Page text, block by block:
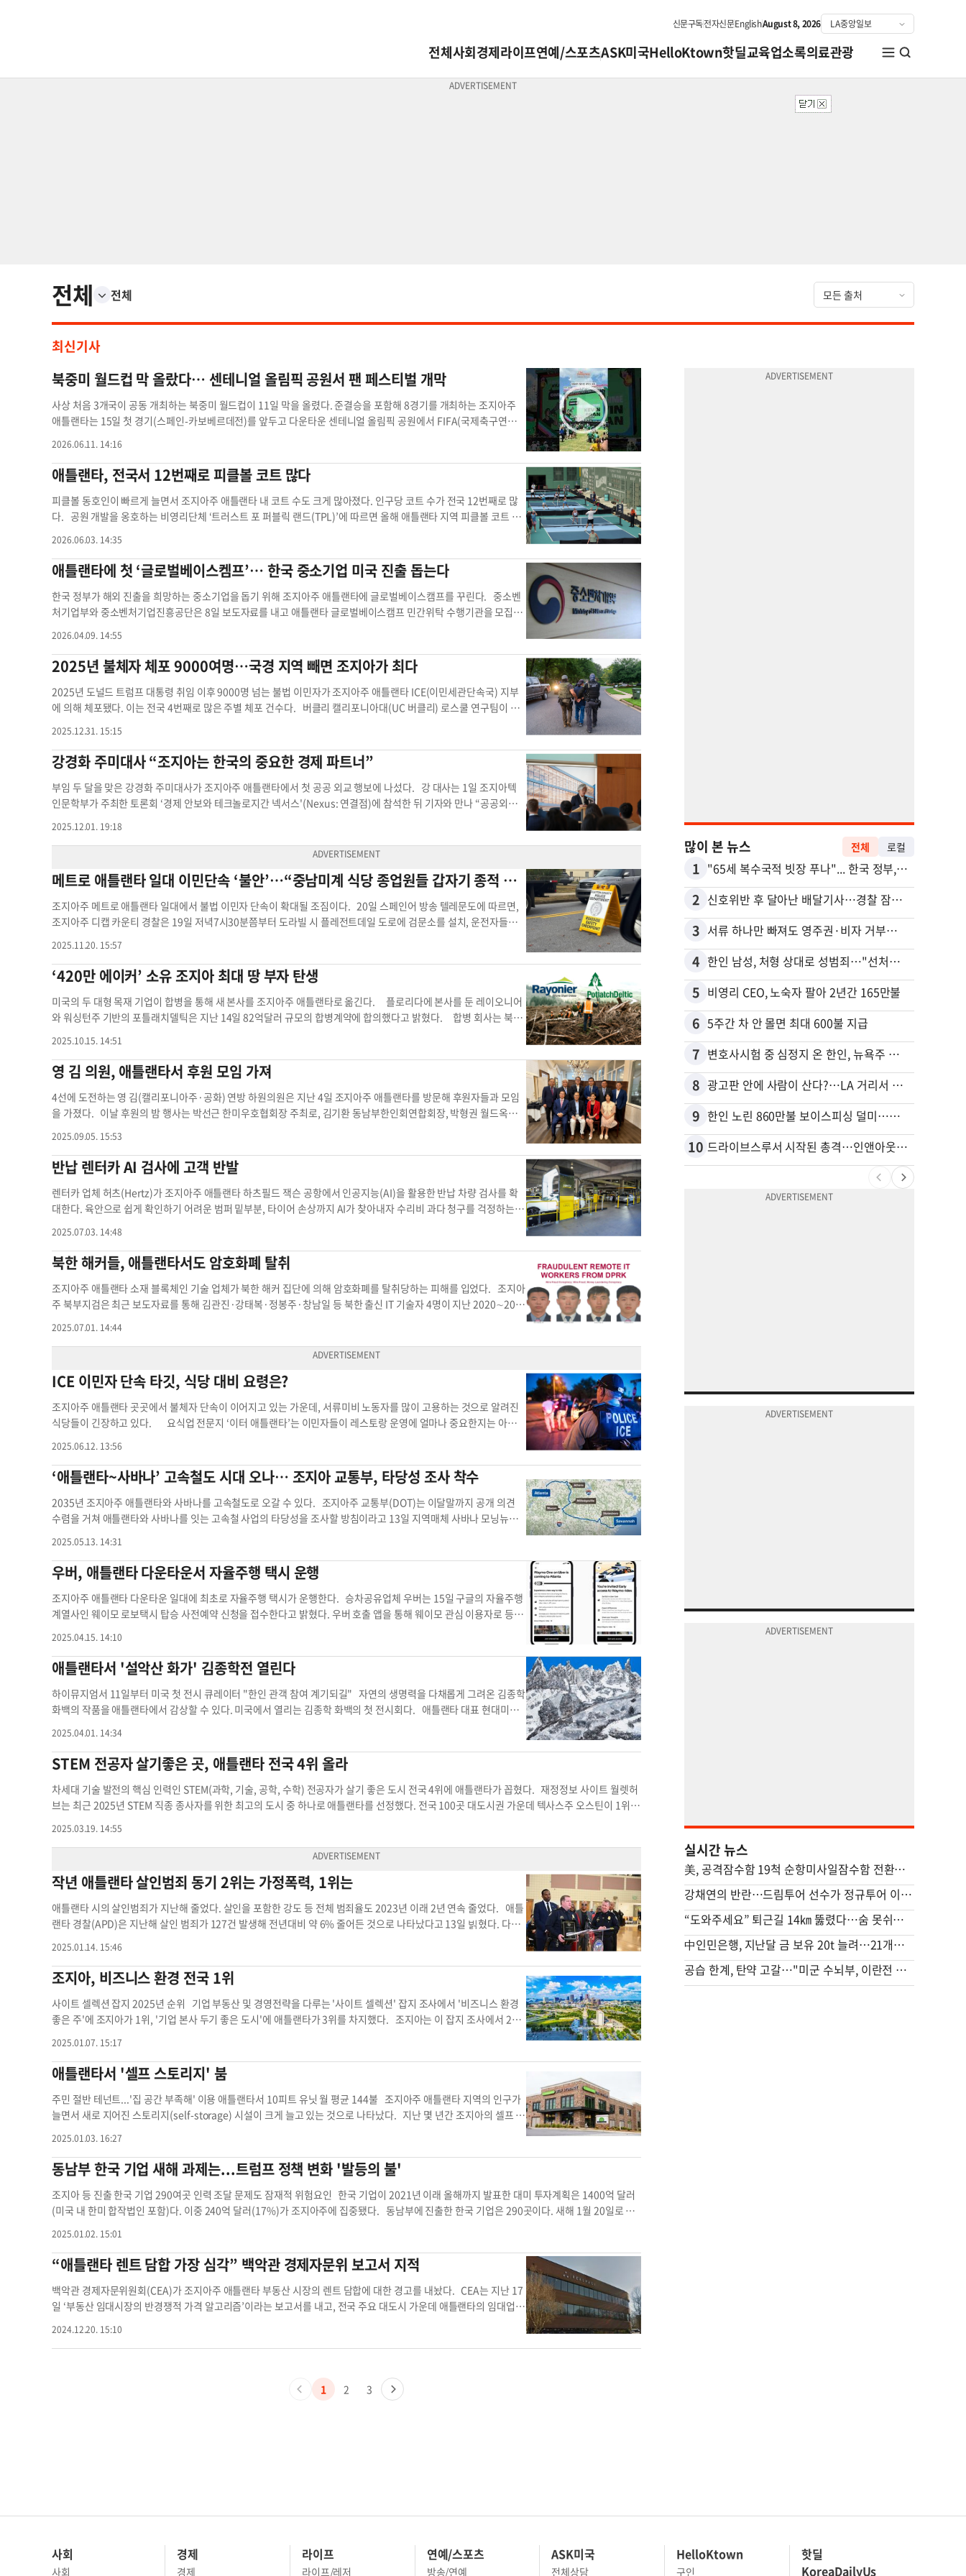
신문구독전자신문EnglishAugust 8, 2026
전체사회경제라이프연예/스포츠ASK미국HelloKtown핫딜교육업소록의료관광
전체 전체
최신기사
북중미 월드컵 막 올랐다… 센테니얼 올림픽 공원서 팬 페스티벌 개막
사상 처음 3개국이 공동 개최하는 북중미 월드컵이 11일 막을 올렸다. 준결승을 포함해 8경기를 개최하는 조지아주
애틀랜타는 15일 첫 경기(스페인-카보베르데전)를 앞두고 다운타운 센테니얼 올림픽 공원에서 FIFA(국제축구연맹)
4경기가 열린다. 미국 11개 도시에서 경기가 진행되는데 애틀랜타는 텍사스(16경기), 캘리포니아(14경기)에 이어 뉴
욕과 함께 전국 세 번째로 가장 많은 경기가 열린다. 프로축구(MLS) 애틀랜타 유나이티드도 소속 선수 6명이 월드컵
에 출전한다. 개막식에는 브라이언 켐프 조지아 주지사 내외와 안드레 디킨스 애틀랜타 시장, 댄 코르소 애틀랜타 월
드컵개최위원장, 케빈 듀발 조지아 월드콩그레스센터장 등이 참석했다. 켐프 주지사는 축사를 통해 “위대한 미국의
건국 250주년이 되는 뜻깊은 해 전세계에서 온 손님을 맞이하게 돼 기쁘다. 올해는 조지아가 바로 이곳 센테니얼 공원
에서 일생에 한번 뿐인 특별한 기회를 마음껏 만끽하길 바란다”고 했다. 디킨스 시장도 “4년 전 이달 애틀랜타가 월드
컵 개최지로 선정된 이후 민간과 공공이 합심해 완벽한 축제를 만들고자 했다”며 “애틀랜타가 세계적 무대에 다시 존
재감을 보여주게 된 것이 자랑스럽다”고 밝혔다. 애틀랜타 다운타운 일대는 월드컵을 앞두고 대대적인 도시 정비를
거쳤다. 도심 주요 교차로 200곳 차선을 새로 도색하고 총 38마일 구간의 노후 보도와 도로를 재포장했다. 시 정부는
관광객 응대를 위해 400여명의 공무원을 재교육 후 투입한다. 메트로 애틀랜타 상공회의소는 월드컵의 경제적 파급
다는 적지만 상당한 파급효과를 누릴 것으로 기대된다. 경기당 6만5000명, 한 달간 총 52만명이 경기장을 찾을 것으
로 예상된다. 조지아주 정부는 월드컵 수익을 크게 거둬들일 것으로 기대하고 개최권을 확보하기 위해 FIFA에 경기 티
켓 판매세를 부과하지 않을 것을 약속했다. 캔자스시티, 마이애미가 같은 방식으로 개최권을 확보했다. 스포치 전문지
디애슬레틱은 이로써 예상되는 주 및 지방세 손실이 2720만 달러라고 밝혔다. 장채원 기자jang.chaewon@korea
daily.com애틀랜타 경제효과 애틀랜타 월드컵개최위원장 조지아주 애틀랜타 월드컵 개최지
2026.06.11. 14:16
애틀랜타, 전국서 12번째로 피클볼 코트 많다
피클볼 동호인이 빠르게 늘면서 조지아주 애틀랜타 내 코트 수도 크게 많아졌다. 인구당 코트 수가 전국 12번째로 많
다. 공원 개발을 옹호하는 비영리단체 ‘트러스트 포 퍼블릭 랜드(TPL)’에 따르면 올해 애틀랜타 지역 피클볼 코트 수
다. 2023년 77위, 2024년 21위에서 빠르게 순위가 올랐다. 2023년 9개에 불과했던 경기장 수는 2024년 49개를 거
쳐 3년만에 8배 이상 늘었다. 주요 대도시 100곳에 설치된 피클볼 코트는 총 3765개다. 2017년 대비 900% 증가했
다. 전국에서 코트 수가 가장 많은 곳은 하와이 호놀룰루(198개)이며 이후 일리노이 시카고(193개), 텍사스 휴스턴(1
19개), 노스캐롤라이나 샬럿(100개) 순이다. 애틀랜타 시는 2023년 사우스 사이드 공원에 처음 피클볼 전용 코트를
개장했다. 윌 클라인 TPL 연구원은 “피클볼은 미국에서 가장 빠르게 성장한 스포츠 중 하나”라며 “다만 2017년 이
국 조지아주 애틀랜타
2026.06.03. 14:35
애틀랜타에 첫 ‘글로벌베이스켐프’… 한국 중소기업 미국 진출 돕는다
한국 정부가 해외 진출을 희망하는 중소기업을 돕기 위해 조지아주 애틀랜타에 글로벌베이스캠프를 꾸린다. 중소벤
처기업부와 중소벤처기업진흥공단은 8일 보도자료를 내고 애틀랜타 글로벌베이스캠프 민간위탁 수행기관을 모집한
안착할 수 있도록 돕는 사업이다. 선정된 수행기관은 현지 진출을 희망하는 중소기업을 모집하고 상설 전시장을 운영
해 바이어를 발굴·매칭한다. 또 계약의 전 과정을 검증·관리하고 현지 네트워크를 활용한 기업 멘토링과 컨설팅 등을
제공한다. 중기부는 작년 애틀랜타에서 열린 제23차 세계한인비즈니스대회를 계기로 중소기업 수출 해외거점 도입
을 처음 구상했다. 중소기업의 미국 시장 진출 활성화를 위해서는 일회성 행사를 넘어서는 현지 네트워크 인프라가 필
요하다는 인식이 있었다. 이에 따라 미주한인상공회의소 총연합회와의 협력을 바탕으로 한국 기업 진출이 활발하고
터 동남부 지역 진출을 희망하는 중소기업 모집을 시작할 방침이다. 이순배 중기부 글로벌성장정책관은 “중소기업이
체감할 수 있는 실질적인 수출 성과를 창출하고 향후 민간 거점과 정부 정책 간 연계를 통해 시너지 효과를 극대화해
나가겠다”고 밝혔다. 장채원 기자jang.chaewon@koreadaily.com글로벌베이스캠프 애틀랜타 애틀랜타 글로벌
베이스캠프 조지아주 애틀랜타 민간 주도
2026.04.09. 14:55
2025년 불체자 체포 9000여명…국경 지역 빼면 조지아가 최다
2025년 도널드 트럼프 대통령 취임 이후 9000명 넘는 불법 이민자가 조지아주 애틀랜타 ICE(이민세관단속국) 지부
에 의해 체포됐다. 이는 전국 4번째로 많은 주별 체포 건수다. 버클리 캘리포니아대(UC 버클리) 로스쿨 연구팀이 정
주에서 체포된 이민자는 최소 9136명으로 집계됐다. 텍사스(5만4267명), 캘리포니아(2만4668명), 플로리다(2만3
443명)에 이어 전국 4번째로 체포 건수가 많다. 중남미와 접한 국경지대가 아닌 지역으로서 체포자 수가 가장 많은 셈
이다. 여러 연방 및 지역 법집행기관이 함께 수행하는 이민 단속 특성상 ICE에게서만 얻은 체포 통계는 일부 누락이
있다. 실제 지난 9월 현대차 메타플랜트 부지에서 발생한 대규모 구금사태 한국인 체포자는 317명이지만, 해당 통계
에는 307명으로 나와 있다. 가장 최근 체포된 한인은 20대 남성으로 지난 10월 이민국 산하 집행추방작전부(ERO)의
인구가 130만명 정도인 점을 고려하면 체포 건수가 매우 높음을 알 수 있다. 캘리포니아주와 뉴욕주의 이민자 인구는
각 1130만명, 500만명으로 조지아주의 4~9배에 달한다. 조지아주 이민자 체포 실적이 높은 데는 ‘외국인 범죄자 추
영향을 끼쳤다. 지역 법 집행기관이 체류 신분을 이유로 체포 또는 구금기한을 연장하는 사례가 많아지면서 ICE가 구
아주 이민자수 조지아주 이민자 조지아주 애틀랜타 체포 통계
2025.12.31. 15:15
강경화 주미대사 “조지아는 한국의 중요한 경제 파트너”
부임 두 달을 맞은 강경화 주미대사가 조지아주 애틀랜타에서 첫 공공 외교 행보에 나섰다. 강 대사는 1일 조지아텍
인문학부가 주최한 토론회 ‘경제 안보와 테크놀로지간 넥서스'(Nexus: 연결점)에 참석한 뒤 기자와 만나 “공공외교
“특히 한국 유학생이 많은 조지아텍은 향후 양국 (협력) 관계를 다져나갈 젊은 차세대를 만날 수 있다는 점에서 의미깊
다”고 했다. 이날 토론회는 오는 5일까지 이어지는 KEI(한미경제연구소) 주최 ‘2025 한미 공공외교 카라반’의 첫 일
사스, 애리조나 3개 주를 순회하며 한국 기업의 대미 투자와 한미 파트너십 중요성을 조명한다. 강 대사는 토론회 인
사말에서 “조지아는 미 동남부 제조 및 물류산업의 중심지”라며 “반도체, AI, 재료공학 등 첨단기술 분야에 종사하는
조지아텍 연구원과 학부생들은 차세대 한미 협력을 주도적으로 이끌 혁신자이자 미래 리더”라고 양국 관계 속 기술자
의 중요성을 강조했다. 엔지니어들이 불법노동자로 오인받아 끌려갔던 현대차 대규모 구금사태 이후, ‘숙련 기술자’의
존재와 중요성을 강조하는 방식으로 외교 메시지가 바뀐 모습이다. 스나이더 소장 역시 “지난 수십년간 한미 협력이
한국전쟁에서 비롯된 군사·안보 중심의 피비린내 나는 관계였다면, 이제는 배터리 등 신기술 중심 미래지향적 성격으
로 변화했다”고 강조했다. 기술자의 국제적 이동을 막는 것은 미국 국익에도 해롭다는 인식 전환이 필요하다. 조민재
이 충분하지 않기 때문에 정부에서 적극적으로 대미 외교 활동을 통해 외국인 노동자가 미국 경제 발전에 큰 역할을 한
다는 사회적 합의를 이끌어 내야 한다”고 했다. 라이언 페다시크 전 국무부 중국조정실 기술 정책 고문 역시 “배터리
공장 구금 사건은 한미 파트너십의 문제가 아니라 미국의 부조리하고 뒤떨어진 비자 정책 유물로 인한 것”이라며 “현
재 막대한 자원을 가진 국가들이 투자하는 기술은 에너지 생산과 저장, 두 분야다. 수백억달러 투자와 수십년의 기술
축적이 필요한 이 독점적 분야만이라도 미국 내 제조시설에 새로운 기술 계층으로서 한국인 근로자를 투입해 국가적
니어링 전공)씨는 “한미, 미중관계 등 국제 정세에 영향을 가장 많이 받는 상황에 놓인 외국 국적 공학도로서 비자 정
책에 대한 한국 정부의 관점과 의지를 궁금해 하는 학생들이 많이 참석했다”고 전했다. 장채원 기자jang.chaewon
@koreadaily.com
2025.12.01. 19:18
메트로 애틀랜타 일대 이민단속 ‘불안’…“중남미계 식당 종업원들 갑자기 종적 감
춰”
조지아주 메트로 애틀랜타 일대에서 불법 이민자 단속이 확대될 조짐이다. 20일 스페인어 방송 텔레문도에 따르면,
조지아주 디캡 카운티 경찰은 19일 저녁7시30분쯤부터 도라빌 시 플레전트데일 도로에 검문소를 설치, 운전자들의
않았으나 차량 2대가 압수(견인)됐다”며 “이민세관단속국(ICE)과 국경순찰대가 20~21일 이틀간 대대적 단속을 벌
일 것이라는 한 지역교회 목사의 말이 소문으로 확산되고 있다”고 전했다. 지역사회에선 디캡·귀넷 등 애틀랜타 일
대 이민자 밀집도시에 불체자 단속이 집중될 것으로 예상하고 있다. 민주당 청년위원회 귀넷카운티 지부(GCYD)는
“귀넷 내 단속 제보가 크게 늘었다”며 “현재 시민단체와 연계해 스페인어, 한국어 대응방안 자료를 소셜미디어에 게
시하고 있다”고 했다. 주애틀랜타 멕시코 총영사관 역시 19일 자국민이 체포될 시를 대비해 긴급 핫라인을 운영하고
이 진행된다는 소문을 듣고 출근을 거부하고 있다”며 “잡히면 추방되는 상황에서 일을 강요할 수도 없어 곤란하다. 한
인상권 내 비즈니스 운영에 차질을 겪는 업주들이 많을 것”으로 우려했다. 협회에 따르면 세탁소, 한식당, 청소업체 등
은 히스패닉계 인력을 평균 30% 이상 고용한다. 식당 주방은 80% 이상이 중남미계 근로자다. 클레이튼·체로키·잭
슨 카운티에서도 경찰이 도로 통행을 통제하고 면허증을 요구한 것이 확인됐다. 이들은 20일 오전부터 검문소를 설치,
면허증 미소지자들을 조사했다. 주민들은 온라인 홈페이지 ‘ICE 아웃'(iceout.org)을 통해 단속 상황을 실시간 공유
~20일 검문소 설치는 지역경찰 소관으로, ICE가 관여하지 않았다고 밝혔다. 이민단속이 확산되면 업주들은 인력난
외에도 불법고용 관련 법적 리스크를 짊어져야 할 수 있다. 국토안보수사국(HSI)은 지난 6월 캅 카운티 마리에타 소재
네일숍 단속 당시 “불체자 고용은 공공안전을 위협하는 연방법 위반 범죄”라며 업주에게도 책임을 묻겠다고 공언했
다. 김운용 변호사는 “소규모 비즈니스에 대한 동시다발적 불체자 체포 작전으로 노동력이 부족해 폐업 위험이 커졌
다”며 “법원 발부 영장을 소지한 이민당국 요원에 한해 사업장 민감구역 출입을 허용하고, 만약 직원들을 일률적으로
oreadaily.com조지아주 애틀랜타 조지아주 애틀랜타 주애틀랜타 멕시코 불체자 단속
2025.11.20. 15:57
‘420만 에이커’ 소유 조지아 최대 땅 부자 탄생
미국의 두 대형 목재 기업이 합병을 통해 새 본사를 조지아주 애틀랜타로 옮긴다. 플로리다에 본사를 둔 레이오니어
와 워싱턴주 기반의 포틀래치델틱은 지난 14일 82억달러 규모의 합병계약에 합의했다고 밝혔다. 합병 회사는 북미
우저다. 통합 회사는 총 420만 에이커(약 1만7000㎢) 의 산림을 보유하며, 새 이름으로 출범한다. 보유 산림 중 중
320만 에이커가 남부 지역에 있으며, 6개의 제재소와 1개의 합판 공장을 운영하고 있다. 또 조지아, 플로리다, 아칸소
주에 걸쳐 부동산 개발 사업도 병행한다. 현재 포틀래치델틱은 샌디스프링스의 ‘킹앤퀸 타워’가 있는 랜드마크 센터
에 동남부 지역 사무소를 두고 있다. 에릭 크리머스 CEO는 합병 발표 후 “애틀랜타는 전략적 중심지이자 조지아 내 90
만 에이커의 산림을 관리할 수 있는 최적의 거점”이라고 밝혔다. 이 회사는 현재 조지아 리치먼드힐 인근 지역에서 부
민간 산림 소유주로 애틀랜타에 자리 잡음으로써 새로운 투자를 촉진할 것”이라며 “이는 조지아의 다른 사유림 소유
주와 지역 정부에도 긍정적인 효과를 줄 것”이라고 평가했다. 합병이 완료되면 레이오니어의 마크 맥휴 CEO가 통합
기업의 CEO이자 이사로 선임되며, 크리머스는 향후 2년간 이사회 의장으로 활동한다. 김지민 기자에이커 조지아 조
지아주 애틀랜타 조지아 플로리다 산림 소유주
2025.10.15. 14:51
영 김 의원, 애틀랜타서 후원 모임 가져
4선에 도전하는 영 김(캘리포니아주·공화) 연방 하원의원은 지난 4일 조지아주 애틀랜타를 방문해 후원자들과 모임
을 가졌다. 이날 후원의 밤 행사는 박선근 한미우호협회장 주최로, 김기환 동남부한인회연합회장, 박형권 월드옥타
018년 연방 하원 첫 도전 때부터 박선근 회장의 도움이 있었다”며 “덕분에 오뚝이처럼 일어나 2020년 당선될 수 있었
다”고 감사를 전했다. 그는 현재 3선 의원으로, 캘리포니아 제40 지역구를 맡고 있으며, 4명의 연방의원 중 유일한 공
화당원이다. 박선근 회장은 “남편 찰스 김과 1980년대부터 만나 친분이 있다”며 “한인 이민 역사에 좋은 영향을 미
치고 있어 감사하다”고 말했다. 김 의원은 이날 하원 외교위원회 산하 동아시아·태평양소위 위원장으로서의 업무,
캘리포니아주의 선거구 조정 등에 대해 설명하고 한국인 전용 취업비자(E-4), 트럼프 행정부의 이민 정책 등에 대한
한국인이 다수 체포된 것을 아느냐는 질문에 “안타까운 일”이라면서도 “한국말로 ‘반이민 정책’이라고 하지만, 이민
자들이 여기 오는 것을 반대하는 정책은 아니다. 합법적으로 오라는 것”이라고 말했다. 그는 이어서 현 행정부의 강화
된 국경 정책 등을 언급하며 “트럼프 대통령이 반이민 정책을 추구하는 게 아니고, 현재 있는 이민 정책을 집행하는 것
뿐”이라고 전했다. 윤지아 기자애틀랜타 후원자 반이민 정책 조지아주 애틀랜타 의원 애틀랜타
2025.09.05. 15:53
반납 렌터카 AI 검사에 고객 반발
렌터카 업체 허츠(Hertz)가 조지아주 애틀랜타 하츠필드 잭슨 공항에서 인공지능(AI)을 활용한 반납 차량 검사를 확
대한다. 육안으로 쉽게 확인하기 어려운 범퍼 밑부분, 타이어 손상까지 AI가 찾아내자 수리비 과다 청구를 걱정하는 고
를 운전한 뒤 애틀랜타 공항 내 반납소에 설치된 AI 드라이브 스루 검사에서 2.5cm 크기의 뒷바퀴 흠집이 발견돼 440
달러의 수리비를 물었다고 보도했다. 명세서에는 정비 요금 250달러 외에도 검사비 125달러, 수수료 65달러가 함께
청구됐다. 허츠사는 차량 결함 감지를 위해 이스라엘의 AI 스캐너 전문업체 ‘유브이아이(UVeye)’ 제품을 사용하는데,
이 계약 비용 일부를 고객에 전가한 것이다. 렌터카 AI 스캐닝에 대한 소비자 거부감은 크다. 애틀랜타 저널(AJC)은
“새로운 AI 조항이 사고 관련 배상을 과도하게 높일 것이라는 우려가 확산되며 소셜미디어(SNS)에서 보이콧 목소리
허츠사는 지난 4월 애틀랜타 공항 최초 도입을 시작으로 연내 전국 100여곳 공항에 AI 드라이브 스루 검사소를 설치
할 예정이다. 업체는 “AI 기반 시스템은 효율적이고 투명한 차량 점검을 보장한다”며 “고객 역시 360도 스캔 이미지
daily.com애틀랜타 렌터카 애틀랜타 공항 조지아주 애틀랜타 애틀랜타 저널
2025.07.03. 14:48
북한 해커들, 애틀랜타서도 암호화폐 탈취
조지아주 애틀랜타 소재 블록체인 기술 업체가 북한 해커 집단에 의해 암호화폐를 탈취당하는 피해를 입었다. 조지아
주 북부지검은 최근 보도자료를 통해 김관진·강태복·정봉주·창남일 등 북한 출신 IT 기술자 4명이 지난 2020∼202
탈취했다고 밝혔다. 이들 4명은 2019년 북한이 발급한 여행 서류를 가지고 아랍에미리트(UAE)로 건너가 원격으로
근무하며 사내 최고기술책임자(CTO) 자리까지 올랐다. 훔친 암호화폐는 말레이시아 은행계좌로 옮겨 현금화했다. 수
린 상태다. 암호화폐 탈취는 북한이 대북 제재를 회피해 외화를 버는 주요 수단이다. 북한 해커들은 가짜 국적의 신분
증과 이력서를 만들어 해외 기업에 위장 취업한 뒤 사내 자산과 민감 정보를 빼돌리는 수법을 사용한다. 시어도어 S.
허츠버그 연방검사는 “북한 국적을 숨기고 재택근무자로 취업한 피고인들은 피해 기업의 신뢰를 악용해 수십만달러
를 횡령했다”며 “이번 사례는 국내 IT기업을 위협하는 북한 해커 문제를 특별히 잘 보여준다”고 강조했다. 이번 기소
는 연방 법무부가 북한인 노동자의 외화벌이용 ‘노트북 농장’ 29곳을 대거 적발하는 과정에서 나왔다. 법무부는 전국
16개 주에서 북한 조직의 불법 자금 세탁에 이용된 금융계좌 29개와 사기성 웹사이트 21개를 동결하고 이들이 사용
한 컴퓨터 약 200대를 압수수색했다. 장채원 기자jang.chaewon@koreadaily.com북한 애틀랜타 애틀랜타 블록
2025.07.01. 14:44
ICE 이민자 단속 타깃, 식당 대비 요령은?
조지아주 애틀랜타 곳곳에서 불체자 단속이 이어지고 있는 가운데, 서류미비 노동자를 많이 고용하는 것으로 알려진
식당들이 긴장하고 있다. 요식업 전문지 ‘이터 애틀랜타’는 이민자들이 레스토랑 운영에 얼마나 중요한지는 아무리
지는 독립레스토랑연합(IRC)을 인용해 ‘대비’가 중요하다고 강조한다. 레스토랑 오너들은 직원들에게 제반권리를 숙
지시키고, 비상 연락망을 구축하며, 직원들에게 불리하게 사용될 수 있는 불필요한 기록은 보관하지 않아야 한다고 전
했다. 익명을 요구한 한 소식통은 매체에 “잠재적인 단속과 위험한 상황으로부터 보호하기 위해 뷰포드 하이웨이 같
은 지역은 피하라”고 조언했다. 또 “불법체류 노동자들이 애틀랜타 최고의 레스토랑을 지탱하는 중추적인 역할을 하
고 있다”고 덧붙였다. 매체는 이어 한 식당의 예를 들어, 모든 직원에게 ‘경계 태세’를 갖추고, 도어맨은 의심스러운
획부터 갑작스러운 변화에 대비한 비용 절감 방안까지 준비하고 있다고 전했다. 요한나 코크란 이민 전문 변호사는
“모든 직원은 묵비권, 변호사의 조력을 받을 권리, 불법적인 재산 수색 및 압수를 받지 않을 권리”가 있다며 법 집행관
이 접근해 이민 신분에 대한 질문을 할 경우 변호사와 먼저 상의하지 않는 한 침묵하고 대화를 거부할 수 있다고 조언
했다. 또 레스토랑 주인 또는 건물 소유주는 직원들을 보호하기 위해 판사가 서명한 법원의 영장 없이는 이민국 직원
의 출입을 거부할 수 있다. 김운용 이민 전문 변호사는 지난 4월 법률 세미나에서 비즈니스 오너들이 벌금을 피하기
매겨진다”며 “서류 미비 문제와 불체자 고용 문제가 합쳐지면 몇십만 달러 벌금은 쉽게 나온다”고 말했다. 따라서 지
금부터라도 I-9 양식을 다시 확인하고 잘못 작성되지 않았는지 살펴보는 것이 좋다고 당부했다. 또 단속에 걸렸다고 도
망가거나, 직원 스케줄표를 밖에 붙여놓지 않는 것이 좋다. 외식 및 식품 서비스 산업은 의료 서비스 다음으로 미국에
서 고용효과가 가장 큰 업종이며, 근로자 절반이 소수 민족·인종으로 구성돼 있다. 전국 레스토랑협회(NRA)에 따르
면 레스토랑 직원의 26%가 히스패닉계로, 이들이 전체 노동 시장에서 차지하는 비율보다 높다. 특히 애틀랜타는 미국
21%로 증가할 전망이다. 윤지아 기자애틀랜타 식당업계 조지아주 애틀랜타 애틀랜타 최고 레스토랑 직원
2025.06.12. 13:56
‘애틀랜타~사바나’ 고속철도 시대 오나… 조지아 교통부, 타당성 조사 착수
2035년 조지아주 애틀랜타와 사바나를 고속철도로 오갈 수 있다. 조지아주 교통부(DOT)는 이달말까지 공개 의견
수렴을 거쳐 애틀랜타와 사바나를 잇는 고속철 사업의 타당성을 조사할 방침이라고 13일 지역매체 사바나 모닝뉴스
조사를 통과하면 교통 당국은 2027년까지 기본계획 노선을 확정하고 2028년 환경영향평가를 거쳐 2035년 철도를
개통할 예정이다. 조지아주 애틀랜타에서 사바나를 잇는 교통 수단은 현재 도로와 항공 뿐이다. 클레멘트 솔로몬 교
통부 운송국장은 “여객 철도는 고속도로의 고질적인 교통 체증 문제를 해소하기 위한 해결책”이라며 “지난 1월 공청
회에서만 4000여건의 의견이 쏟아졌을만큼 주민들의 호응이 뜨겁다”고 전했다. 애틀랜타와 사바나간 거리는 약 25
0마일로, 시속 125마일의 고속철도를 운행하면 자동차 4시간 거리를 2시간대에 주파할 수 있다. 구간 내 정차역으로
를 마련하는 추세다. 노스캐롤라이나주는 샬럿을 중심으로 서부 애틀랜타, 동부 워싱턴DC를 연결하는 2개 철도를 계
획 중이다. 테네시주는 멤피스~애틀랜타를 연결할 방침이며 플로리다주는 마이애미~잭슨빌 노선을 구상 중이다. 다
만 교통당국이 예산 효율화를 위해 화물철도와 선로를 공유하는 방안을 검토하면서 산업계는 우려의 목소리를 내고
있다. 버트 브랜틀리 사바나 상공회의소 회장은 “화물철도 선로를 여객선에 빌려주면 사바나 지역경제의 핵심축인 항
만 무역에 지장을 줄 수 있다”고 지적했다. 장채원 기자 jang.chaewon@koreadaily.com 애틀랜타 고속철도 조지
2025.05.13. 14:31
우버, 애틀랜타 다운타운서 자율주행 택시 운행
조지아주 애틀랜타 다운타운 일대에 최초로 자율주행 택시가 운행한다. 승차공유업체 우버는 15일 구글의 자율주행
계열사인 웨이모 로보택시 탑승 사전예약 신청을 접수한다고 밝혔다. 우버 호출 앱을 통해 웨이모 관심 이용자로 등록
드 시부터 남서쪽 캐피톨뷰까지 총 65평방마일 면적의 지역을 초기 운행한다. 택시 수요가 높은 애틀랜타 공항 부근은
서비스 지역에서 제외됐다. 웨이모는 애리조나주 피닉스, 캘리포니아주 샌프란시스코, 텍사스주 오스틴 등에서 이
미 시험 운전자 동승 없는 완전 무인 자율주행 택시를 운영하고 있다. 오스틴의 경우 우버 택시 중 웨이모 이용자 비중
이 20%에 달한다. 우버는 무인 차량에 대한 안전 우려가 여전히 일부 남아있는 점을 감안, 이용자로 하여금 로보 택
시 배차 전 유인 차량으로 바꿀 수 있는 선택지를 제공할 방침이다. 장채원 기자 jang.chaewon@koreadaily.com
2025.04.15. 14:10
애틀랜타서 '설악산 화가' 김종학전 열린다
하이뮤지엄서 11일부터 미국 첫 전시 큐레이터 "한인 관객 참여 계기되길" 자연의 생명력을 다채롭게 그려온 김종학
화백의 작품을 애틀랜타에서 감상할 수 있다. 미국에서 열리는 김종학 화백의 첫 전시회다. 애틀랜타 대표 현대미술
민속 공예품 70여점으로 꾸며진다. 10월말 이후에는 순회전시의 일환으로 애리조나주 피닉스 미술관으로 옮긴다.
하이뮤지엄의 마이클 룩스 수석 큐레이터는 "억압적 환경에서 한민족의 정체성을 복원시킨 그의 작품은 인종을 둘러
싼 복잡한 역사를 가진 애틀랜타에서 깊은 공감을 불러일으킨다"고 설명했다. 민화 화풍을 멸시하던 일제강점기 시
대 풍조 가운데서도 국토의 아름다움을 전통적 방식으로 발굴해낸 그의 노력은 인종과 민족을 넘나드는 공감대를 자
아낸다. 하이뮤지엄은 이번 전시회가 한인 관람객을 모으는 계기가 되길 바라고 있다. 지난해 11월 미술관은 한인 언
관객을 유치하는 것이 비즈니스 측면 뿐 아니라 예술적으로 매우 중요하다"고 전했다. 전시엔 한국어 카탈로그가 함께
지원된다. 장채원 기자jang.chaewon@koreadaily.com애틀랜타 김종학전 김종학전 기자회견 조지아주 애틀랜타
2025.04.01. 14:34
STEM 전공자 살기좋은 곳, 애틀랜타 전국 4위 올라
차세대 기술 발전의 핵심 인력인 STEM(과학, 기술, 공학, 수학) 전공자가 살기 좋은 도시 전국 4위에 애틀랜타가 꼽혔다. 재정정보 사이트 월렛허
브는 최근 2025년 STEM 직종 종사자를 위한 최고의 도시 중 하나로 애틀랜타를 선정했다. 전국 100곳 대도시권 가운데 텍사스주 오스틴이 1위를
개발(R&D) 투자액, 집값 등을 종합적으로 고려해 순위를 매겼다. 애틀랜타는 각 지표별로 고용 8위, 연구 12위, 생활 비용 9위에 올랐다. 특히 공
과대학 교육 수준이 전국 3위를 기록했다. 눈에 띄는 점은 남부 도시의 약진이다. 여전히 실리콘밸리가 위치한 캘리포니아주 산호세와 샌프란시
증가폭은 텍사스주 엘파소가 가장 높으며, 그린빌(사우스 캐롤라이나주), 케이프 코럴(플로리다주), 노스 포트(플로리다주), 오스틴(텍사스주)가
그 뒤를 이었다. 장채원 기자 jang.chaewon@koreadaily.com 애틀랜타 종사자 조지아주 애틀랜타 stem 고용 도시 전국
2025.03.19. 14:55
작년 애틀랜타 살인범죄 동기 2위는 가정폭력, 1위는
애틀랜타 시의 살인범죄가 지난해 줄었다. 살인을 포함한 강도 등 전체 범죄율도 2023년 이래 2년 연속 줄었다. 애틀
랜타 경찰(APD)은 지난해 살인 범죄가 127건 발생해 전년대비 약 6% 줄어든 것으로 나타났다고 13일 빍혔다. 다린
0%가 가정폭력에 의해 발생했다. 전체 범죄는 작년과 2023년 사이에 5% 줄어들었는데, 코로나19 팬데믹 기간 치
솟았던 범죄율이 평년 수준으로 되돌아가는 과정으로 보인다. 범죄 유형별 감소폭을 보면 도난(-29%)이 강도(-1
5%), 인신범죄(-8%), 재산 범죄(-5%) 등에 비해 크게 줄었다. 이는 2023년 도난 범죄가 대부분 현대·기아 차량 도난
과 관련돼 발생했기 때문이다. 쉬어바움 청장은 이들 제조사가 경보음 소프트웨어를 업그레이드하고 스티어링 휠(핸
들) 잠금 장치를 제공함으로써 범죄 예방에 기여했다고 전했다. 이번 범죄 통계 발표에는 형사재판 유죄율과 경찰의
다. 경찰은 지난해 살인 범죄의 78.5%인 99건에 대해 용의자를 검거, 사건 수사를 종결했다. 전국 평균이 52%임을
감안하면 APD의 경찰력이 높은 수준인 셈이다. 911 호출 응답시간도 2023년 24.3초에서 작년 12.5초로 단축했다.
현재 APD에 소속된 경관은 1700여명이다. 장채원 기자
타시 경찰청장 애틀랜타 경찰 조지아주 애틀랜타
2025.01.14. 15:46
조지아, 비즈니스 환경 전국 1위
사이트 셀렉션 잡지 2025년 순위 기업 부동산 및 경영전략을 다루는 '사이트 셀렉션' 잡지 조사에서 '비즈니스 환경
좋은 주'에 조지아가 1위, '기업 본사 두기 좋은 도시'에 애틀랜타가 3위를 차지했다. 조지아는 이 잡지 조사에서 202
션은 전문가들을 대상으로 비즈니스 환경, 혁신 허브, 전력 사용 등에 관한 광범위한 질문을 통해 2025년 순위를 매겼
다. 그 결과 조지아는 지난 수년간 대규모 투자를 잇달아 성공시킬 정도로 좋은 비즈니스 환경을 갖췄다는 평가를 받
았다. 55억달러 규모의 현대차그룹 메타플랜트, 50억달러 규모의 리비안 자동차 투자 유치 등이 대표적 사례다. 비즈
니스 환경 좋은 순위에는 남부 주들이 대거 상위에 올랐다. 노스캐롤라이나, 사우스캐롤라이나, 테네시, 텍사스 등이
조지아의 뒤를 이어 상위 8개 순위를 모두 차지했다. 본사 두기 좋은 도시 순위에서도 마찬가지다. 댈러스(텍사스)와
사스), 리치몬드(버지니아), 멤피스(테네시) 등이 상위 10위권을 차지했다. 지난해 메트로 애틀랜타 지역에 새로 진
입한 기업은 스위스의 웨어하우스 기술개발 업체인 스위스로그, 독일의 전기회사인 로이체 일렉트로닉스, 지역 보험
사인 원디지털 등이다. 비즈니스 환경 평가에서 전문가들은 인력, 주 및 지방정부 세금정책, 생활비 등을 중요하게 꼽
았다. 또 인센티브, 삶의 질, 근로자 훈련 등도 중요한 요소로 다뤄졌다. 윤지아 기자애틀랜타 본사 조지아주 애틀랜타
본사 확장 본사 건설
2025.01.07. 15:17
애틀랜타서 '셀프 스토리지' 붐
주민 절반 테넌트...'집 공간 부족해' 이용 애틀랜타서 10피트 유닛 월 평균 144불 조지아주 애틀랜타 지역의 인구가
늘면서 새로 지어진 스토리지(self-storage) 시설이 크게 늘고 있는 것으로 나타났다. 지난 몇 년간 조지아의 셀프 스
보도했다. 매체는 전국적으로 84곳의 부동산을 소유하며 애틀랜타에 본사를 둔 ‘유니버설 스토리지 그룹(USG)’의 앤
발라드 마케팅부장의 말을 인용해 2023년 조지아에 셀프 스토리지 시설이 1811개 있었고, 이 중 절반 가까운 867개
가 애틀랜타에 있었다고 전했다. 스토리지 시설은 주로 도시 근처에 생긴다. 애틀랜타에 가장 많이 있지만, 어거스타,
사바나, 발도스타, 메이컨, 애슨스, 콜럼버스에도 스토리지가 몰려있다. 셀프 스토리지 시설은 말 그대로 보관할 물건
이 있는 사람들이 직접 와서 물건을 놓고 가는 곳을 말한다. 주로 주택 소유주, 임차인, 중소기업과 대기업, 대학생 등
에서 가로세로 길이가 10피트(ft)인 보관 유닛의 평균 비용은 2023년 기준 월 144달러였다. 가령 둘루스 뷰포드 하
이웨이 선상에 있는 ‘스페이스 샵 셀프 스토리지’ 홈페이지에 따르면 가장 작은 5X5 너비의 공간은 한 달에 최저가 23
달러에 예약할 수 있다. 10X10 크기의 경우 83달러부터 시작한다. 다양한 소비자가 셀프 스토리지를 사용하는 이유
는 이들이 도시 생활 공간 제약을 겪고 있기 때문이다. ‘매튜스 부동산 투자 서비스’의 보고서에 따르면 셀프 스토리지
를 쓰는 사용자의 40%는 ‘집 공간이 부족해서’라고 답했으며, 34%는 ‘이전 및 이사 때문’이라고 답했다. 티모시 디
체에 설명했다. 애틀랜타의 인구는 계속 증가세를 보인다. 애틀랜타지역위원회(ARC)는 2025년까지 도시 인구가 7
90만명에 달할 것이라고 예측했다. 센서스국 통계에 따르면 애틀랜타 주민의 절반 이상이 테넌트인데, 이를 고려하면
지’를 검색한 횟수가 월평균 3배 이상 늘었다. 전국적으로 셀프 스토리지는 현재 443억 달러 규모의 산업이며, 2029
년까지 500억 달러 규모로 커질 전망이라고 비즈니스 크로니클은 전했다. 윤지아 기자 윤지아 기자애틀랜타 스토리
2025.01.03. 16:27
동남부 한국 기업 새해 과제는...트럼프 정책 변화 '발등의 불'
조지아 등 진출 한국 기업 290여곳 인력 조달 문제도 잠재적 위험요인 한국 기업이 2021년 이래 올해까지 발표한 대미 투자계획은 1400억 달러
(미국 내 한미 합작법인 포함)다. 이중 240억 달러(17%)가 조지아주에 집중됐다. 동남부에 진출한 한국 기업은 290곳이다. 새해 1월 20일로 예
십 콘퍼런스를 둘루스에서 16년 만에 열고, 제9차 한미 고위급 경제협의회(SED) 또한 양국 수도 외 최초로 애틀랜타에서 개최되며 지난해 양국 경
제 협력 모멘텀은 충분히 만들어졌지만, 국내외 정치 환경이 이를 방해하고 있다는 평이다. 트럼프 2기의 관세 부담과 보조금 특별법 폐지 위험에
더해 최근 고환율, 한국의 대외신인도 타격까지 통상 불확실성이 커졌다. 2025년 한국 기업이 풀어야 할 숙제를 살펴본다. ◇ 무역정책 변화 경
영 환경의 가장 큰 변수는 역시 행정부 교체에 따른 무역 정책 변화다. 이상미 대한무역투자진흥공사(코트라) 애틀랜타 무역관은 30일 본지와의 전
화 인터뷰에서 "한국은 트럼프 대중국 규제의 직접적 영향권"이라며 "고관세 정책 외에도 반이민정책으로 비자와 세관 통관 업무가 지연돼 직원
출장 및 파견이 어려워지는 것이 우려된다"고 밝혔다. 코트라는 타 아시아 국가들과 공조해 내년 대외 통상 환경을 살피고 있다. 지난달 애틀랜타
홍콩협회(HKAA) 주관 2025년 경제전망 세미나에 참석한 게 대표적이다. 이 무역관은 "한국뿐 아니라 일본, 홍콩 등 아시아권 경제 실무자들이 지
난달 세미나에 참석해 대미 무역 전망을 공통 논의했다"며 "한국기업에 직접 연관된 경제 현안을 주로 좇다 보니 타국 세미나는 참석하지 않는데,
연구원 역시 지난 19일 자동차 대미수출량이 많고 한국과 산업 구조가 유사한 일본의 전략을 배워 트럼프 재집권에 대비하자는 보고서를 낸 바 있
다. 한미동남부상공회의소(SEUSKCC)가 지난 12일 조지아주 웨스트포인트의 기아 트레이닝센터에서 연말 갈라를 개최했다. 스튜어트 카운테
무역관 역시 "지난 8월 투자 진출 애로 해소 상담회를 열었을 때 대부분의 이슈가 노조 현황, 인력 소싱방안, 인력 채용 절차, 고용 시 주의 사항, 안
전관리 등 노동법과 관련 사항이었다"고 밝혔다. ◇ 신사업 모색 미래 먹거리를 개발해야 한다는 목소리도 나온다. 윌슨센터의 트로이 스탠거론
2025.01.02. 15:01
“애틀랜타 렌트 담합 가장 심각” 백악관 경제자문위 보고서 지적
백악관 경제자문위원회(CEA)가 조지아주 애틀랜타 부동산 시장의 렌트 담합에 대한 경고를 내놨다. CEA는 지난 17
일 ‘부동산 임대시장의 반경쟁적 가격 알고리즘’이라는 보고서를 내고, 전국 주요 대도시 가운데 애틀랜타의 임대업체
이지’의 독점금지법 위반 여부를 살피고 있는데 여기에 백악관이 동조 의견을 낸 것이다. 리얼페이지 프로그램은 부
동산 시세와 주택 재고 등을 고려해 ‘권장 임대료’를 제시하는데 이 과정에서 임차인의 퇴거 날짜 등 개인 민감정보를
대주택의 70% 이상이 리얼페이지 알고리즘에 의해 임대료를 결정한다. 이는 전국 대도시 중 가장 높은 수치다. 렌트
계약에 리얼페이지 알고리즘을 이용하는 임대업체는 임차인으로부터 평균 렌트보다 월 70달러(4%) 높은 임대료를
2024.12.20. 15:10
1 2 3
많이 본 뉴스 전체 로컬
1 "65세 복수국적 빗장 푸나"... 한국 정부, 연령 완화 전면 추진
2 신호위반 후 달아난 배달기사…경찰 잠복해 잡고보니 ‘반전’
3 서류 하나만 빠져도 영주권·비자 거부…심사관 재량권 대폭 확대
4 한인 남성, 처형 상대로 성범죄…"선처해줬더니 배신자 취급"
5 비영리 CEO, 노숙자 팔아 2년간 165만불
6 5주간 차 안 몰면 최대 600불 지급
7 변호사시험 중 심정지 온 한인, 뉴욕주 제소
8 광고판 안에 사람이 산다?…LA 거리서 화제
9 한인 노린 860만불 보이스피싱 덜미…영사관·한국 검찰 사칭
10 드라이브스루서 시작된 총격…인앤아웃 참사 영상 공개
실시간 뉴스
美, 공격잠수함 19척 순항미사일잠수함 전환…中 견제 강화
강채연의 반란…드림투어 선수가 정규투어 이틀째 선두
“도와주세요” 퇴근길 14㎞ 뚫렸다…숨 못쉬던 아기 살린 기적
中인민은행, 지난달 금 보유 20t 늘려…21개월 연속 증가세
공습 한계, 탄약 고갈…"미군 수뇌부, 이란전 출구전략 모색중"
사회
사회
경제
경제
라이프
라이프/레저
연예/스포츠
방송/연예
ASK미국
전체상담
HelloKtown
구인
핫딜
KoreaDailyUs